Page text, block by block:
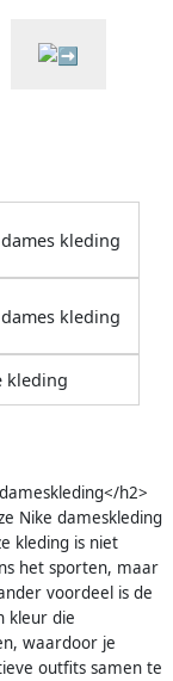
kleding
kleding
kleding
h2>
Nike dameskleding
kleding is niet
het sporten, maar
voordeel is de
kleur die
waardoor je
outfits samen te